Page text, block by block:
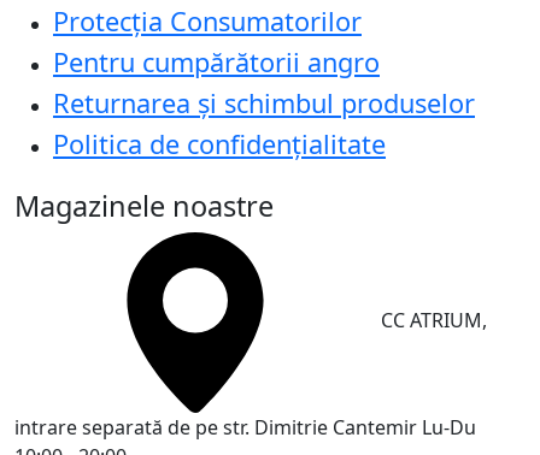
Protecţia Consumatorilor
Pentru cumpărătorii angro
Returnarea și schimbul produselor
Politica de confidențialitate
Magazinele noastre
CC ATRIUM,
intrare separată de pe str. Dimitrie Cantemir Lu-Du